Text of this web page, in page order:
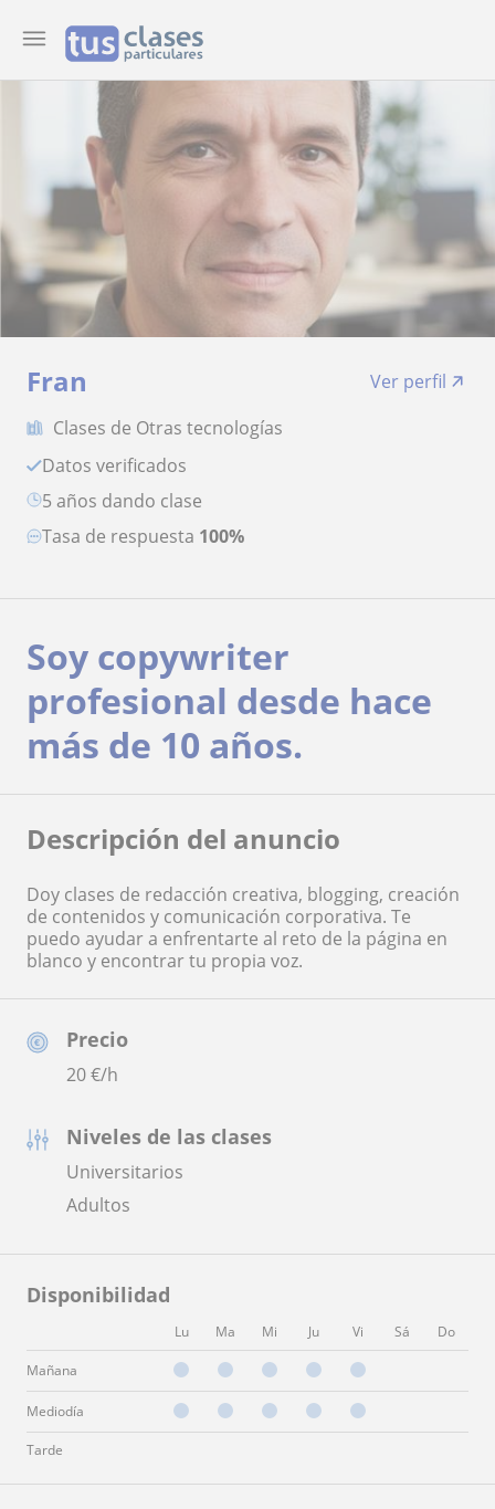
Fran
Ver perfil
Clases de Otras tecnologías
Datos verificados
5 años dando clase
Tasa de respuesta 100%
Precio
20€/h
Niveles de las clases
Universitarios
Adultos
Disponibilidad
Lu Ma Mi Ju Vi Sá Do
Mañana
Mediodía
Tarde
Soy copywriter
profesional desde hace
más de 10 años.
Descripción del anuncio
Doy clases de redacción creativa, blogging, creación
de contenidos y comunicación corporativa. Te
puedo ayudar a enfrentarte al reto de la página en
blanco y encontrar tu propia voz.